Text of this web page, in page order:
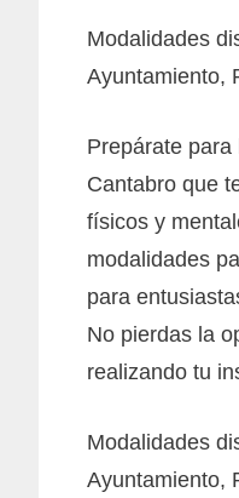
Modalidades
Ayuntamiento,
Prepárate
Cantabro que
físicos y
modalidades
para
No pierdas la
realizando tu
Modalidades
Ayuntamiento,